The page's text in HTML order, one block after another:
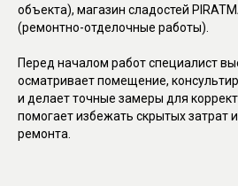
объекта), магазин сладостей
(ремонтно-отделочные работы).
Перед началом работ специалист
осматривает помещение,
и делает точные замеры для
помогает избежать скрытых затрат
ремонта.